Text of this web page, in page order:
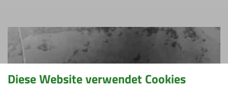
Diese Website verwendet Cookies